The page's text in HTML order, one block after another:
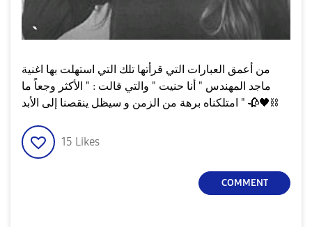
من أعمق العبارات التي قرأتها تلك التي استهلت بها اغنية
ماجد المهندس " أنا حنيت " والتي قالت : " الأكثر وجعاً ما
امتلكناه برهة من الزمن و سيظل ينقصنا إلى الأبد " 🥀🖤⛓
15 Likes
COMMENT